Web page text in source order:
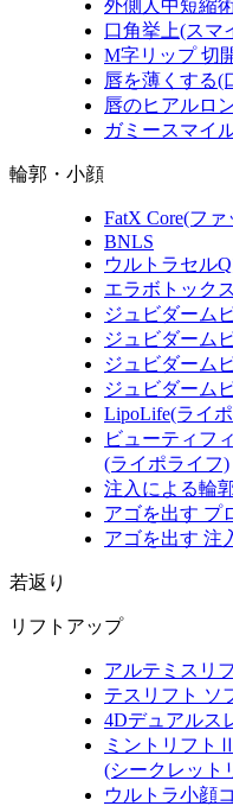
外側人中短縮
口角挙上(スマ
M字リップ 切
唇を薄くする(
唇のヒアルロ
ガミースマイ
輪郭・小顔
FatX Core(ファ
BNLS
ウルトラセル
エラボトックス
ジュビダーム
ジュビダーム
ジュビダーム
ジュビダーム
LipoLife(ライ
ビューティフ
(ライポライフ)
注入による輪
アゴを出す プ
アゴを出す 注
若返り
リフトアップ
アルテミスリ
テスリフト ソ
4Dデュアルス
ミントリフト
(シークレット
ウルトラ小顔